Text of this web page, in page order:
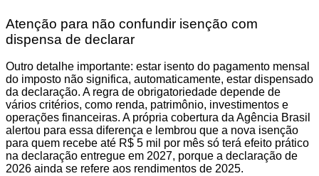
Atenção para não confundir isenção com
dispensa de declarar
Outro detalhe importante: estar isento do pagamento mensal
do imposto não significa, automaticamente, estar dispensado
da declaração. A regra de obrigatoriedade depende de
vários critérios, como renda, patrimônio, investimentos e
operações financeiras. A própria cobertura da Agência Brasil
alertou para essa diferença e lembrou que a nova isenção
para quem recebe até R$ 5 mil por mês só terá efeito prático
na declaração entregue em 2027, porque a declaração de
2026 ainda se refere aos rendimentos de 2025.